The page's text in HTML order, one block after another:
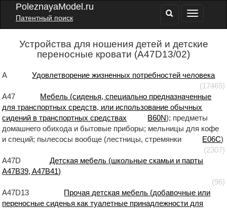
PoleznayaModel.ru
Патентный поиск
Устройства для ношения детей и детские
переносные кровати (A47D13/02)
A
Удовлетворение жизненных потребностей человека
(17465)
A47
Мебель (сиденья, специально предназначенные
для транспортных средств, или использование обычных
сидений в транспортных средствах
B60N); предметы
домашнего обихода и бытовые приборы; мельницы для кофе
и специй; пылесосы вообще (лестницы, стремянки
E06C)
(2307)
A47D
Детская мебель (школьные скамьи и парты
A47B39, A47B41)
(96)
A47D13
Прочая детская мебель (добавочные или
переносные сиденья как туалетные принадлежности для